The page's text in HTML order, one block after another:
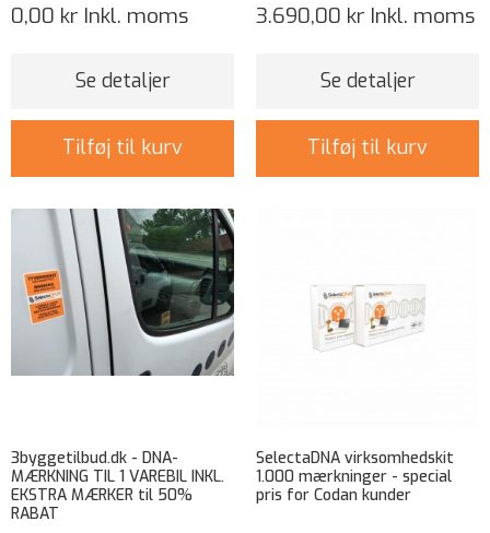
0,00 kr Inkl. moms
Se detaljer
Tilføj til kurv
3.690,00 kr Inkl. moms
Se detaljer
Tilføj til kurv
3byggetilbud.dk - DNA-
MÆRKNING TIL 1 VAREBIL INKL.
EKSTRA MÆRKER til 50%
RABAT
SelectaDNA virksomhedskit
1.000 mærkninger - special
pris for Codan kunder